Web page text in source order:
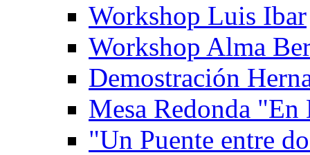
Workshop Luis Ibar
Workshop Alma
Demostración
Mesa Redonda
"Un Puente entre